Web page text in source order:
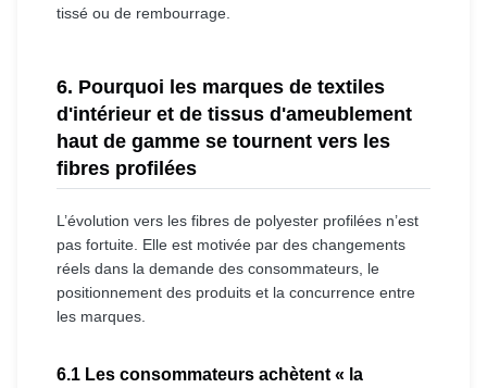
tissé ou de rembourrage.
6. Pourquoi les marques de textiles
d'intérieur et de tissus d'ameublement
haut de gamme se tournent vers les
fibres profilées
L’évolution vers les fibres de polyester profilées n’est
pas fortuite. Elle est motivée par des changements
réels dans la demande des consommateurs, le
positionnement des produits et la concurrence entre
les marques.
6.1 Les consommateurs achètent « la